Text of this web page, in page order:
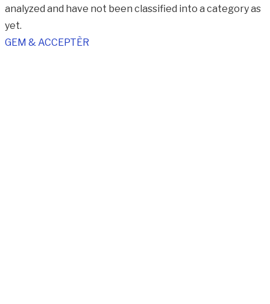
analyzed and have not been classified into a category as
yet.
GEM & ACCEPTÈR